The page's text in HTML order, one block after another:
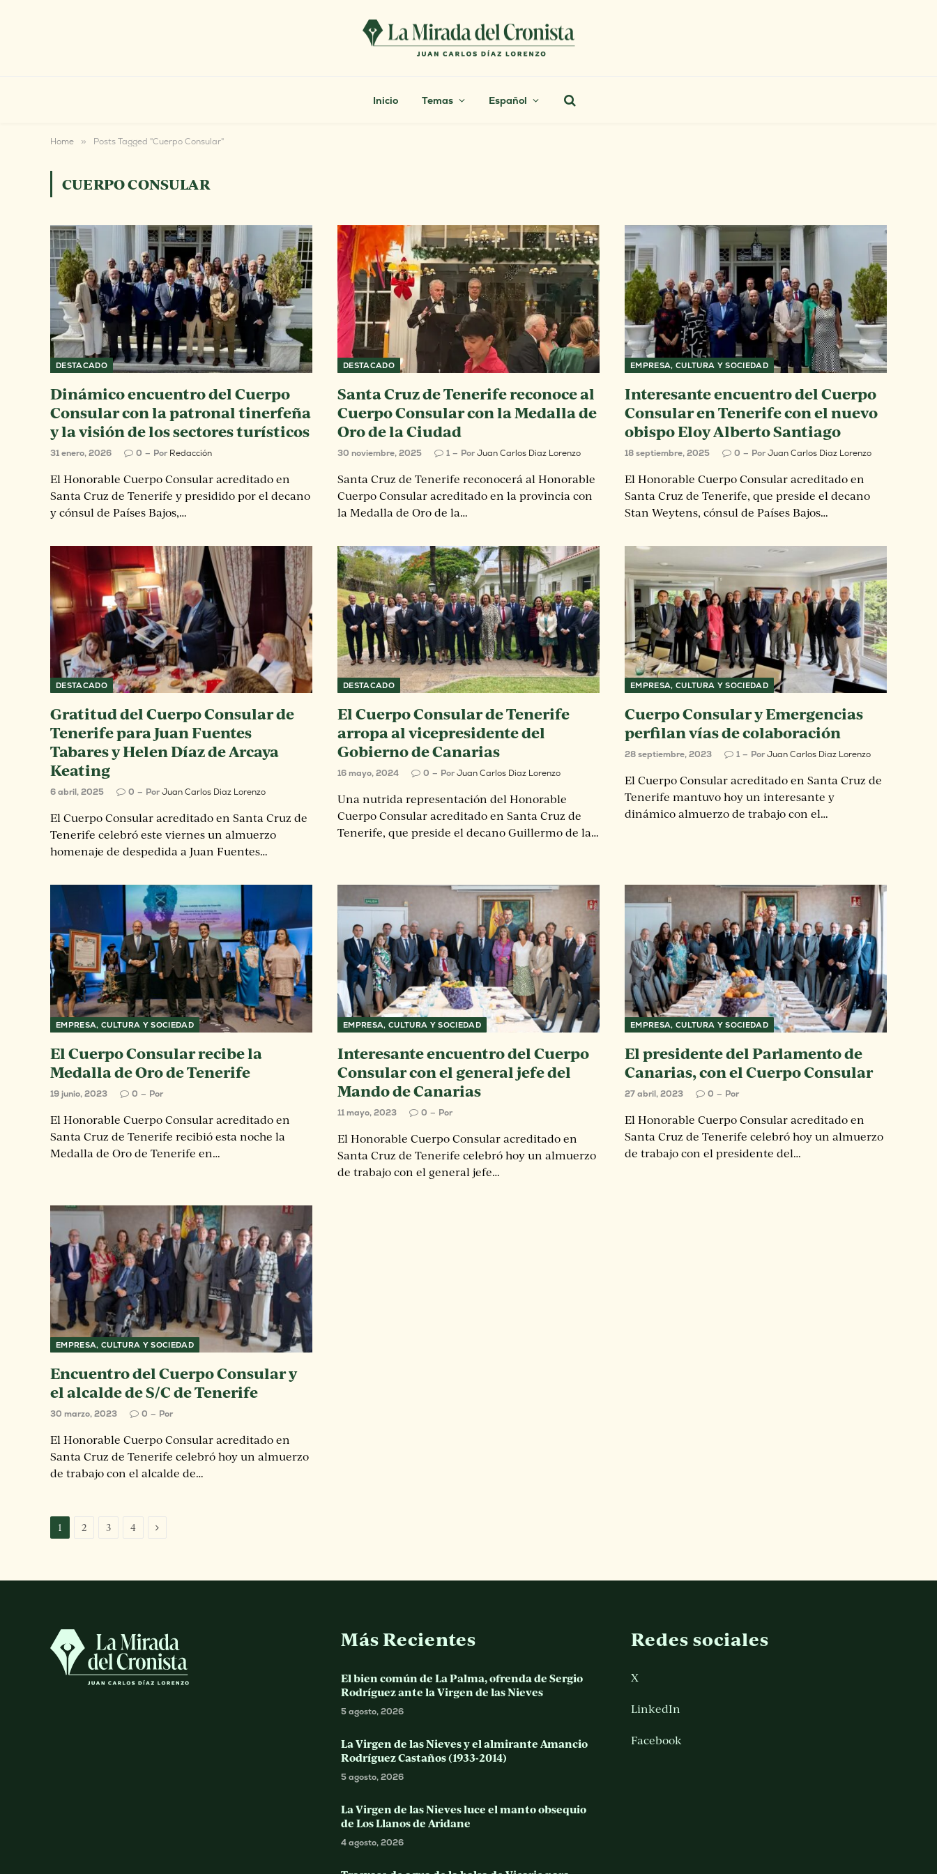
Inicio Temas Español
Home » Posts Tagged "Cuerpo Consular"
CUERPO CONSULAR
DESTACADO
Dinámico encuentro del Cuerpo
Consular con la patronal tinerfeña
y la visión de los sectores turísticos
31 enero, 2026 0 Por Redacción
El Honorable Cuerpo Consular acreditado en
Santa Cruz de Tenerife y presidido por el decano
y cónsul de Países Bajos,…
DESTACADO
Santa Cruz de Tenerife reconoce al
Cuerpo Consular con la Medalla de
Oro de la Ciudad
30 noviembre, 2025 1 PorJuan Carlos Diaz Lorenzo
Santa Cruz de Tenerife reconocerá al Honorable
Cuerpo Consular acreditado en la provincia con
la Medalla de Oro de la…
EMPRESA, CULTURA Y SOCIEDAD
Interesante encuentro del Cuerpo
Consular en Tenerife con el nuevo
obispo Eloy Alberto Santiago
18 septiembre, 2025 0 PorJuan Carlos Diaz Lorenzo
El Honorable Cuerpo Consular acreditado en
Santa Cruz de Tenerife, que preside el decano
Stan Weytens, cónsul de Países Bajos…
DESTACADO
Gratitud del Cuerpo Consular de
Tenerife para Juan Fuentes
Tabares y Helen Díaz de Arcaya
Keating
6 abril, 2025 0 PorJuan Carlos Diaz Lorenzo
El Cuerpo Consular acreditado en Santa Cruz de
Tenerife celebró este viernes un almuerzo
homenaje de despedida a Juan Fuentes…
DESTACADO
El Cuerpo Consular de Tenerife
arropa al vicepresidente del
Gobierno de Canarias
16 mayo, 2024 0 PorJuan Carlos Diaz Lorenzo
Una nutrida representación del Honorable
Cuerpo Consular acreditado en Santa Cruz de
Tenerife, que preside el decano Guillermo de la…
EMPRESA, CULTURA Y SOCIEDAD
Cuerpo Consular y Emergencias
perfilan vías de colaboración
28 septiembre, 2023 1 PorJuan Carlos Diaz Lorenzo
El Cuerpo Consular acreditado en Santa Cruz de
Tenerife mantuvo hoy un interesante y
dinámico almuerzo de trabajo con el…
EMPRESA, CULTURA Y SOCIEDAD
El Cuerpo Consular recibe la
Medalla de Oro de Tenerife
19 junio, 2023 0 Por
El Honorable Cuerpo Consular acreditado en
Santa Cruz de Tenerife recibió esta noche la
Medalla de Oro de Tenerife en…
EMPRESA, CULTURA Y SOCIEDAD
Interesante encuentro del Cuerpo
Consular con el general jefe del
Mando de Canarias
11 mayo, 2023 0 Por
El Honorable Cuerpo Consular acreditado en
Santa Cruz de Tenerife celebró hoy un almuerzo
de trabajo con el general jefe…
EMPRESA, CULTURA Y SOCIEDAD
El presidente del Parlamento de
Canarias, con el Cuerpo Consular
27 abril, 2023 0 Por
El Honorable Cuerpo Consular acreditado en
Santa Cruz de Tenerife celebró hoy un almuerzo
de trabajo con el presidente del…
EMPRESA, CULTURA Y SOCIEDAD
Encuentro del Cuerpo Consular y
el alcalde de S/C de Tenerife
30 marzo, 2023 0 Por
El Honorable Cuerpo Consular acreditado en
Santa Cruz de Tenerife celebró hoy un almuerzo
de trabajo con el alcalde de…
1 2 3 4 Next
Más Recientes
El bien común de La Palma, ofrenda de Sergio
Rodríguez ante la Virgen de las Nieves
5 agosto, 2026
La Virgen de las Nieves y el almirante Amancio
Rodríguez Castaños (1933-2014)
5 agosto, 2026
La Virgen de las Nieves luce el manto obsequio
de Los Llanos de Aridane
4 agosto, 2026
Redes sociales
X
LinkedIn
Facebook